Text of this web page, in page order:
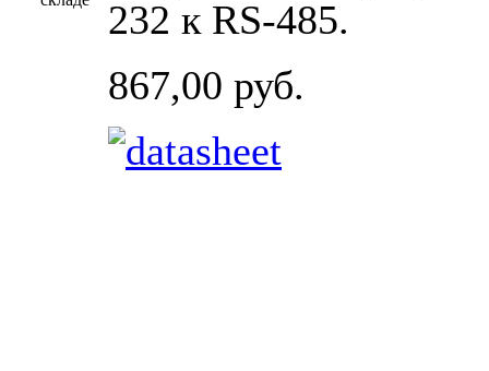
232 к RS-485.
867,00 руб.